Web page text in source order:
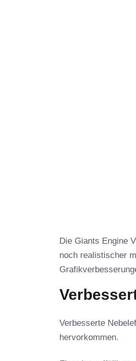
Die Giants Engine
noch realistischer
Verbesserte
hervorkommen.